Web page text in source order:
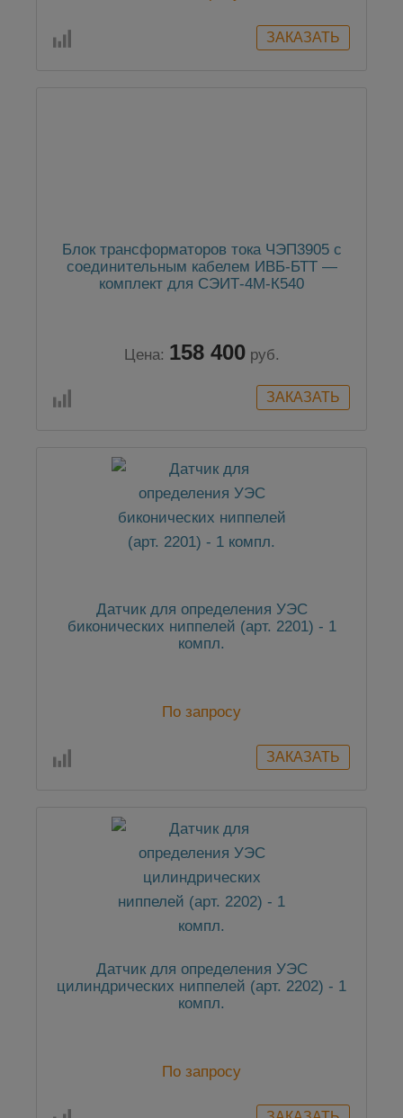
Блок трансформаторов тока ЧЭП3905 с
соединительным кабелем ИВБ-БТТ —
комплект для СЭИТ-4М-К540
Цена: 158 400 руб.
Датчик для определения УЭС
биконических ниппелей (арт. 2201) - 1
компл.
По запросу
Датчик для определения УЭС
цилиндрических ниппелей (арт. 2202) - 1
компл.
По запросу